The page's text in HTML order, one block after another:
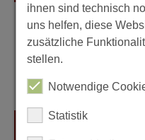
ihnen sind technisch
uns helfen, diese
zusätzliche
stellen.
Notwendige
Statistik